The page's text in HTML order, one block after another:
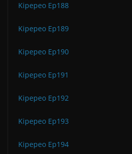
Kipepeo Ep188
Kipepeo Ep189
Kipepeo Ep190
Kipepeo Ep191
Kipepeo Ep192
Kipepeo Ep193
Kipepeo Ep194